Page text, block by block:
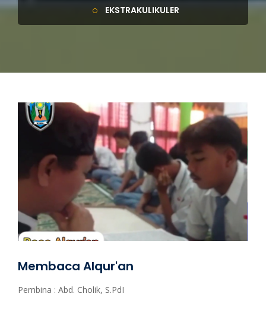
EKSTRAKULIKULER
Membaca Alqur'an
Pembina : Abd. Cholik, S.PdI